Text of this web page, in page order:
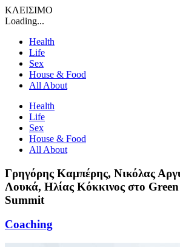
ΚΛΕΙΣΙΜΟ
Loading...
Health
Life
Sex
House & Food
All About
Health
Life
Sex
House & Food
All About
Γρηγόρης Καμπέρης, Νικόλας
Λουκά, Ηλίας Κόκκινος στο
Summit
Coaching